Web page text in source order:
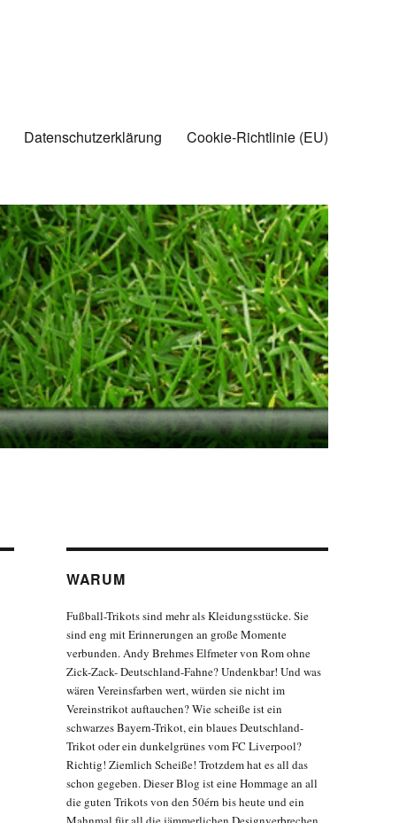
Datenschutzerklärung Cookie-Richtlinie (EU)
WARUM
Fußball-Trikots sind mehr als Kleidungsstücke. Sie
sind eng mit Erinnerungen an große Momente
verbunden. Andy Brehmes Elfmeter von Rom ohne
Zick-Zack- Deutschland-Fahne? Undenkbar! Und was
wären Vereinsfarben wert, würden sie nicht im
Vereinstrikot auftauchen? Wie scheiße ist ein
schwarzes Bayern-Trikot, ein blaues Deutschland-
Trikot oder ein dunkelgrünes vom FC Liverpool?
Richtig! Ziemlich Scheiße! Trotzdem hat es all das
schon gegeben. Dieser Blog ist eine Hommage an all
die guten Trikots von den 50érn bis heute und ein